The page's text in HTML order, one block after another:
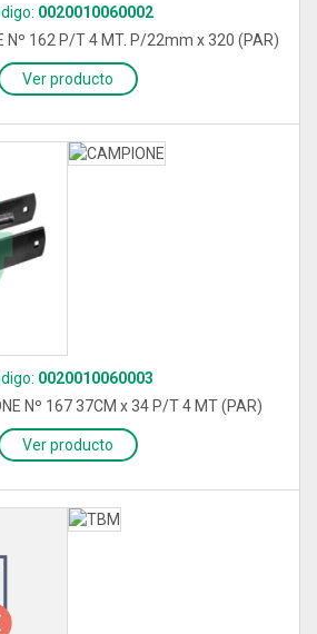
0020010060002
Nº 162 P/T 4 MT. P/22mm x 320 (PAR)
Ver producto
0020010060003
Nº 167 37CM x 34 P/T 4 MT (PAR)
Ver producto